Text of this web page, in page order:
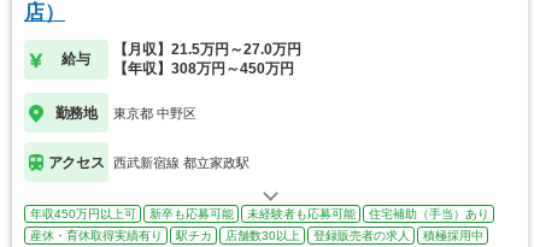
店）
給与
【月収】21.5万円～27.0万円
【年収】308万円～450万円
勤務地 東京都 中野区
アクセス 西武新宿線 都立家政駅
年収450万円以上可 新卒も応募可能 未経験者も応募可能
住宅補助（手当）あり
産休・育休取得実績有り
駅チカ 店舗数30以上 登録販売者の求人 積極採用中